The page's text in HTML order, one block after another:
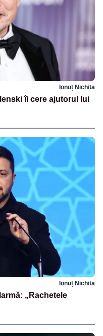
Ionuț Nichita
îi cere ajutorul lui
Ionuț Nichita
„Rachetele